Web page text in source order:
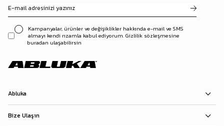
Kampanyalar, ürünler ve değişiklikler hakkında e-mail ve SMS
almayı kendi rızamla kabul ediyorum. Gizlilik sözleşmesine
buradan ulaşabilirsin
Abluka
Bize Ulaşın